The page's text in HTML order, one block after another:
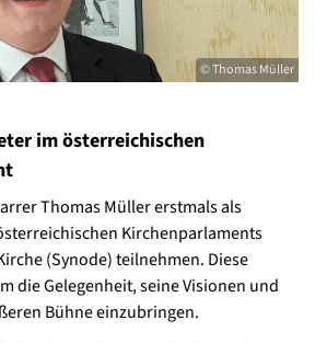
© Thomas Müller
im österreichischen
Thomas Müller erstmals als
Kirchenparlaments
(Synode) teilnehmen. Diese
die Gelegenheit, seine Visionen und
Bühne einzubringen.